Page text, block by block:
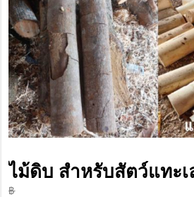
ไม้ดิบ สำหรับสัตว์แทะ
฿